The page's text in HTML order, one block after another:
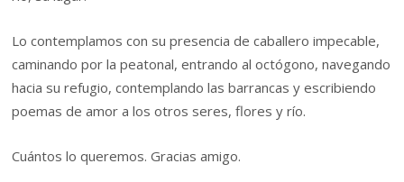
Lo contemplamos con su presencia de caballero impecable,
caminando por la peatonal, entrando al octógono, navegando
hacia su refugio, contemplando las barrancas y escribiendo
poemas de amor a los otros seres, flores y río.
Cuántos lo queremos. Gracias amigo.